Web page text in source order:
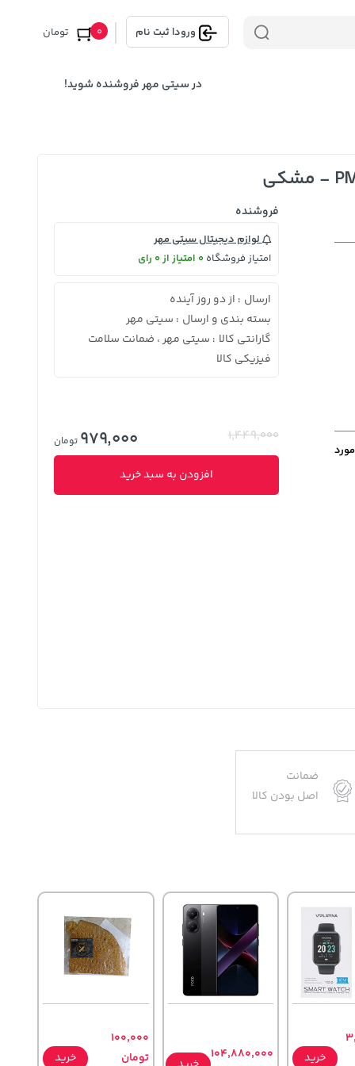
ورود| ثبت نام تومان 0
در سیتی مهر فروشنده شوید!
فروشنده
لوازم دیجیتال سیتی مهر
امتیاز فروشگاه0 امتیاز از 0 رای
ارسال : از دو روز آینده
بسته بندی و ارسال : سیتی مهر
گارانتی کالا : سیتی مهر ، ضمانت سلامت
فیزیکی کالا
1,449,000
979,000 تومان
افزودن به سبد خرید
ضمانت
اصل بودن کالا
خرید
104,880,000
100,000
تومان
خرید